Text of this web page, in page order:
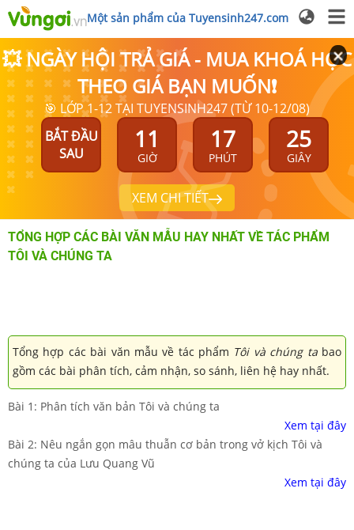
Một sản phẩm của Tuyensinh247.com
💥 NGÀY HỘI TRẢ GIÁ - MUA KHOÁ HỌC
THEO GIÁ BẠN MUỐN❗
🎯 LỚP 1-12 TẠI TUYENSINH247 (TỪ 10-12/08)
BẮT ĐẦU
SAU
11
GIỜ
17
PHÚT
25
GIÂY
XEM CHI TIẾT
TỔNG HỢP CÁC BÀI VĂN MẪU HAY NHẤT VỀ TÁC PHẨM
TÔI VÀ CHÚNG TA
Tổng hợp các bài văn mẫu về tác phẩm Tôi và chúng ta bao
gồm các bài phân tích, cảm nhận, so sánh, liên hệ hay nhất.
Bài 1: Phân tích văn bản Tôi và chúng ta
Xem tại đây
Bài 2: Nêu ngắn gọn mâu thuẫn cơ bản trong vở kịch Tôi và
chúng ta của Lưu Quang Vũ
Xem tại đây